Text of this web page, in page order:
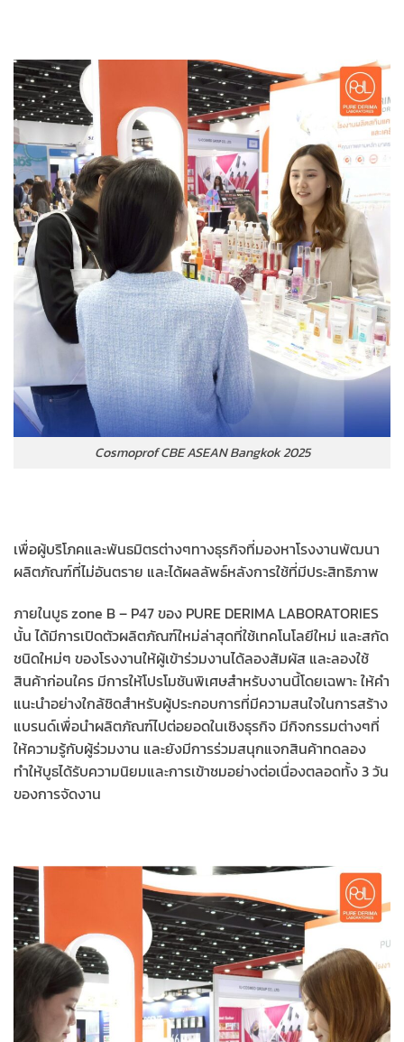
Cosmoprof CBE ASEAN Bangkok 2025
เพื่อผู้บริโภคและพันธมิตรต่างๆทางธุรกิจที่มองหาโรงงานพัฒนา
ผลิตภัณฑ์ที่ไม่อันตราย และได้ผลลัพธ์หลังการใช้ที่มีประสิทธิภาพ
ภายในบูธ zone B – P47 ของ PURE DERIMA LABORATORIES
นั้น ได้มีการเปิดตัวผลิตภัณฑ์ใหม่ล่าสุดที่ใช้เทคโนโลยีใหม่ และสกัด
ชนิดใหม่ๆ ของโรงงานให้ผู้เข้าร่วมงานได้ลองสัมผัส และลองใช้
สินค้าก่อนใคร มีการให้โปรโมชันพิเศษสำหรับงานนี้โดยเฉพาะ ให้คำ
แนะนำอย่างใกล้ชิดสำหรับผู้ประกอบการที่มีความสนใจในการสร้าง
แบรนด์เพื่อนำผลิตภัณฑ์ไปต่อยอดในเชิงธุรกิจ มีกิจกรรมต่างๆที่
ให้ความรู้กับผู้ร่วมงาน และยังมีการร่วมสนุกแจกสินค้าทดลอง
ทำให้บูธได้รับความนิยมและการเข้าชมอย่างต่อเนื่องตลอดทั้ง 3 วัน
ของการจัดงาน